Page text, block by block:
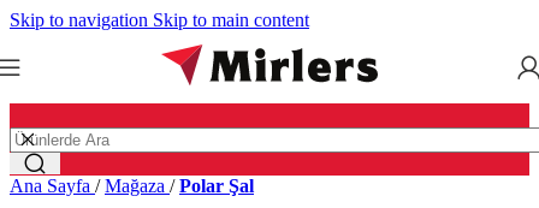
Skip to navigation Skip to main content
Ana Sayfa / Mağaza / Polar Şal